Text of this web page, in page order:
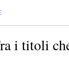
i titoli